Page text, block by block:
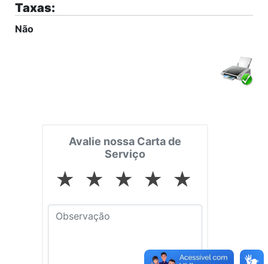
Taxas:
Não
Avalie nossa Carta de
Serviço
★ ★ ★ ★ ★